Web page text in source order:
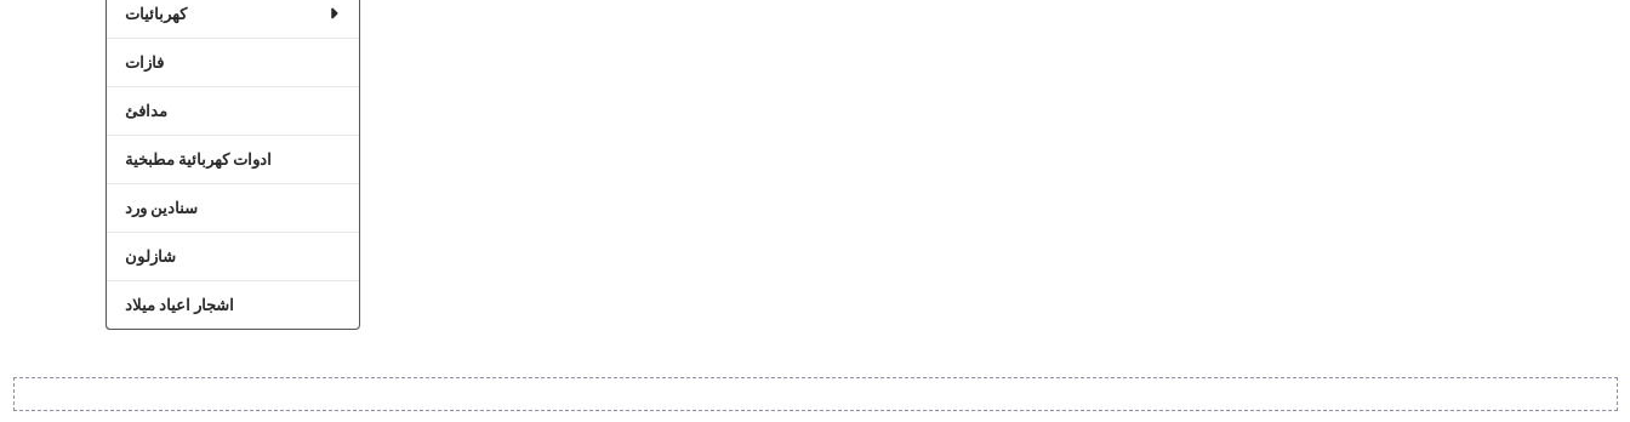
كهربائيات
فازات
مدافئ
ادوات كهربائية مطبخية
سنادين ورد
شازلون
اشجار اعياد ميلاد